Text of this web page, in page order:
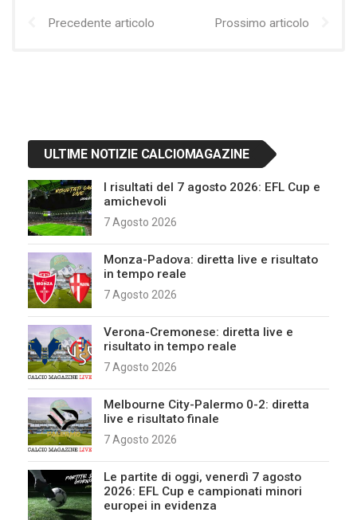
Precedente articolo Prossimo articolo
ULTIME NOTIZIE CALCIOMAGAZINE
I risultati del 7 agosto 2026: EFL Cup e
amichevoli
7 Agosto 2026
Monza-Padova: diretta live e risultato
in tempo reale
7 Agosto 2026
Verona-Cremonese: diretta live e
risultato in tempo reale
7 Agosto 2026
Melbourne City-Palermo 0-2: diretta
live e risultato finale
7 Agosto 2026
Le partite di oggi, venerdì 7 agosto
2026: EFL Cup e campionati minori
europei in evidenza